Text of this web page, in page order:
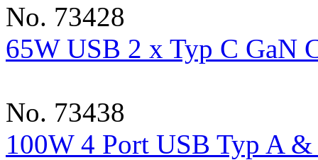
No. 73428
65W USB 2 x Typ C GaN
No. 73438
100W 4 Port USB Typ A &